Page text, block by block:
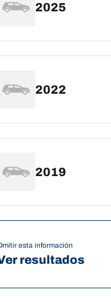
2025
2022
2019
esta información
resultados